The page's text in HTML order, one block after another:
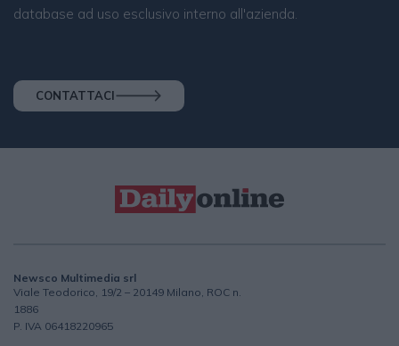
database ad uso esclusivo interno all'azienda.
CONTATTACI
Newsco Multimedia srl
Viale Teodorico, 19/2 – 20149 Milano, ROC n.
1886
P. IVA 06418220965